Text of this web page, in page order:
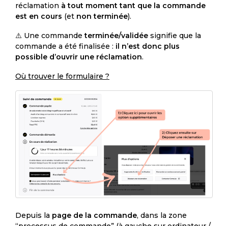
réclamation à tout moment tant que la commande
est en cours (et non terminée).
⚠️ Une commandeterminée/validée signifie que la
commande a été finalisée : il n’est donc plus
possible d’ouvrir une réclamation.
Où trouver le formulaire ?
Depuis la page de la commande, dans la zone